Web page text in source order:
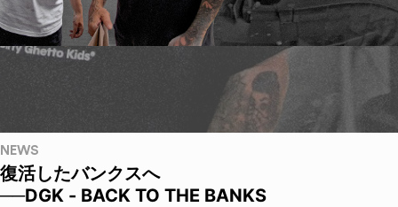
NEWS
復活したバンクスへ
──DGK - BACK TO THE BANKS